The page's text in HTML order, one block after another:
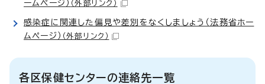
ームページ） （外部リンク）
感染症に関連した偏見や差別をなくしましょう（法務省ホー
ムページ） （外部リンク）
各区保健センターの連絡先一覧